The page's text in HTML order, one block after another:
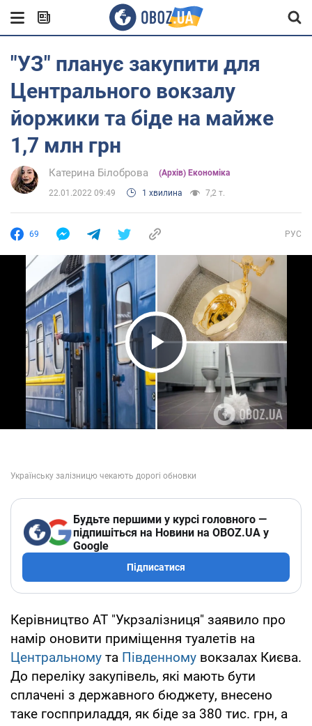
"УЗ" планує закупити для
Центрального вокзалу
йоржики та біде на майже
1,7 млн грн
Катерина Білоброва (Архів) Економіка
22.01.2022 09:49 1 хвилина 7,2 т.
69 РУС
Play Video
Будьте першими у курсі головного —
підпишіться на Новини на OBOZ.UA у
Google
Підписатися
Керівництво АТ "Укрзалізниця" заявило про
намір оновити приміщення туалетів на
Центральному та Південному вокзалах Києва.
До переліку закупівель, які мають бути
сплачені з державного бюджету, внесено
таке госпприладдя, як біде за 380 тис. грн, а